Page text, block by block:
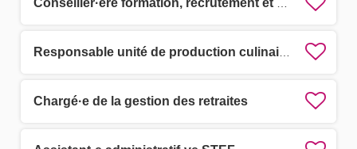
Chargé·e de la gestion des retraites